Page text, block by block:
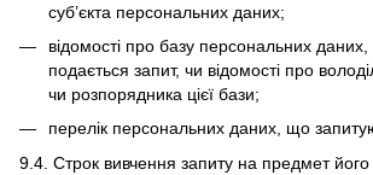
суб’єкта персональних даних;
відомості про базу персональних даних,
подається запит, чи відомості про
чи розпорядника цієї бази;
перелік персональних даних, що
9.4. Строк вивчення запиту на предмет